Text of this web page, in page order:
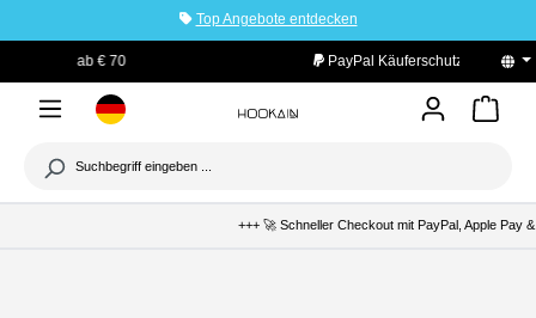
Top Angebote entdecken
PayPal Käuferschutz
+++ 🚀 Schneller Checkout mit PayPal, Apple Pay